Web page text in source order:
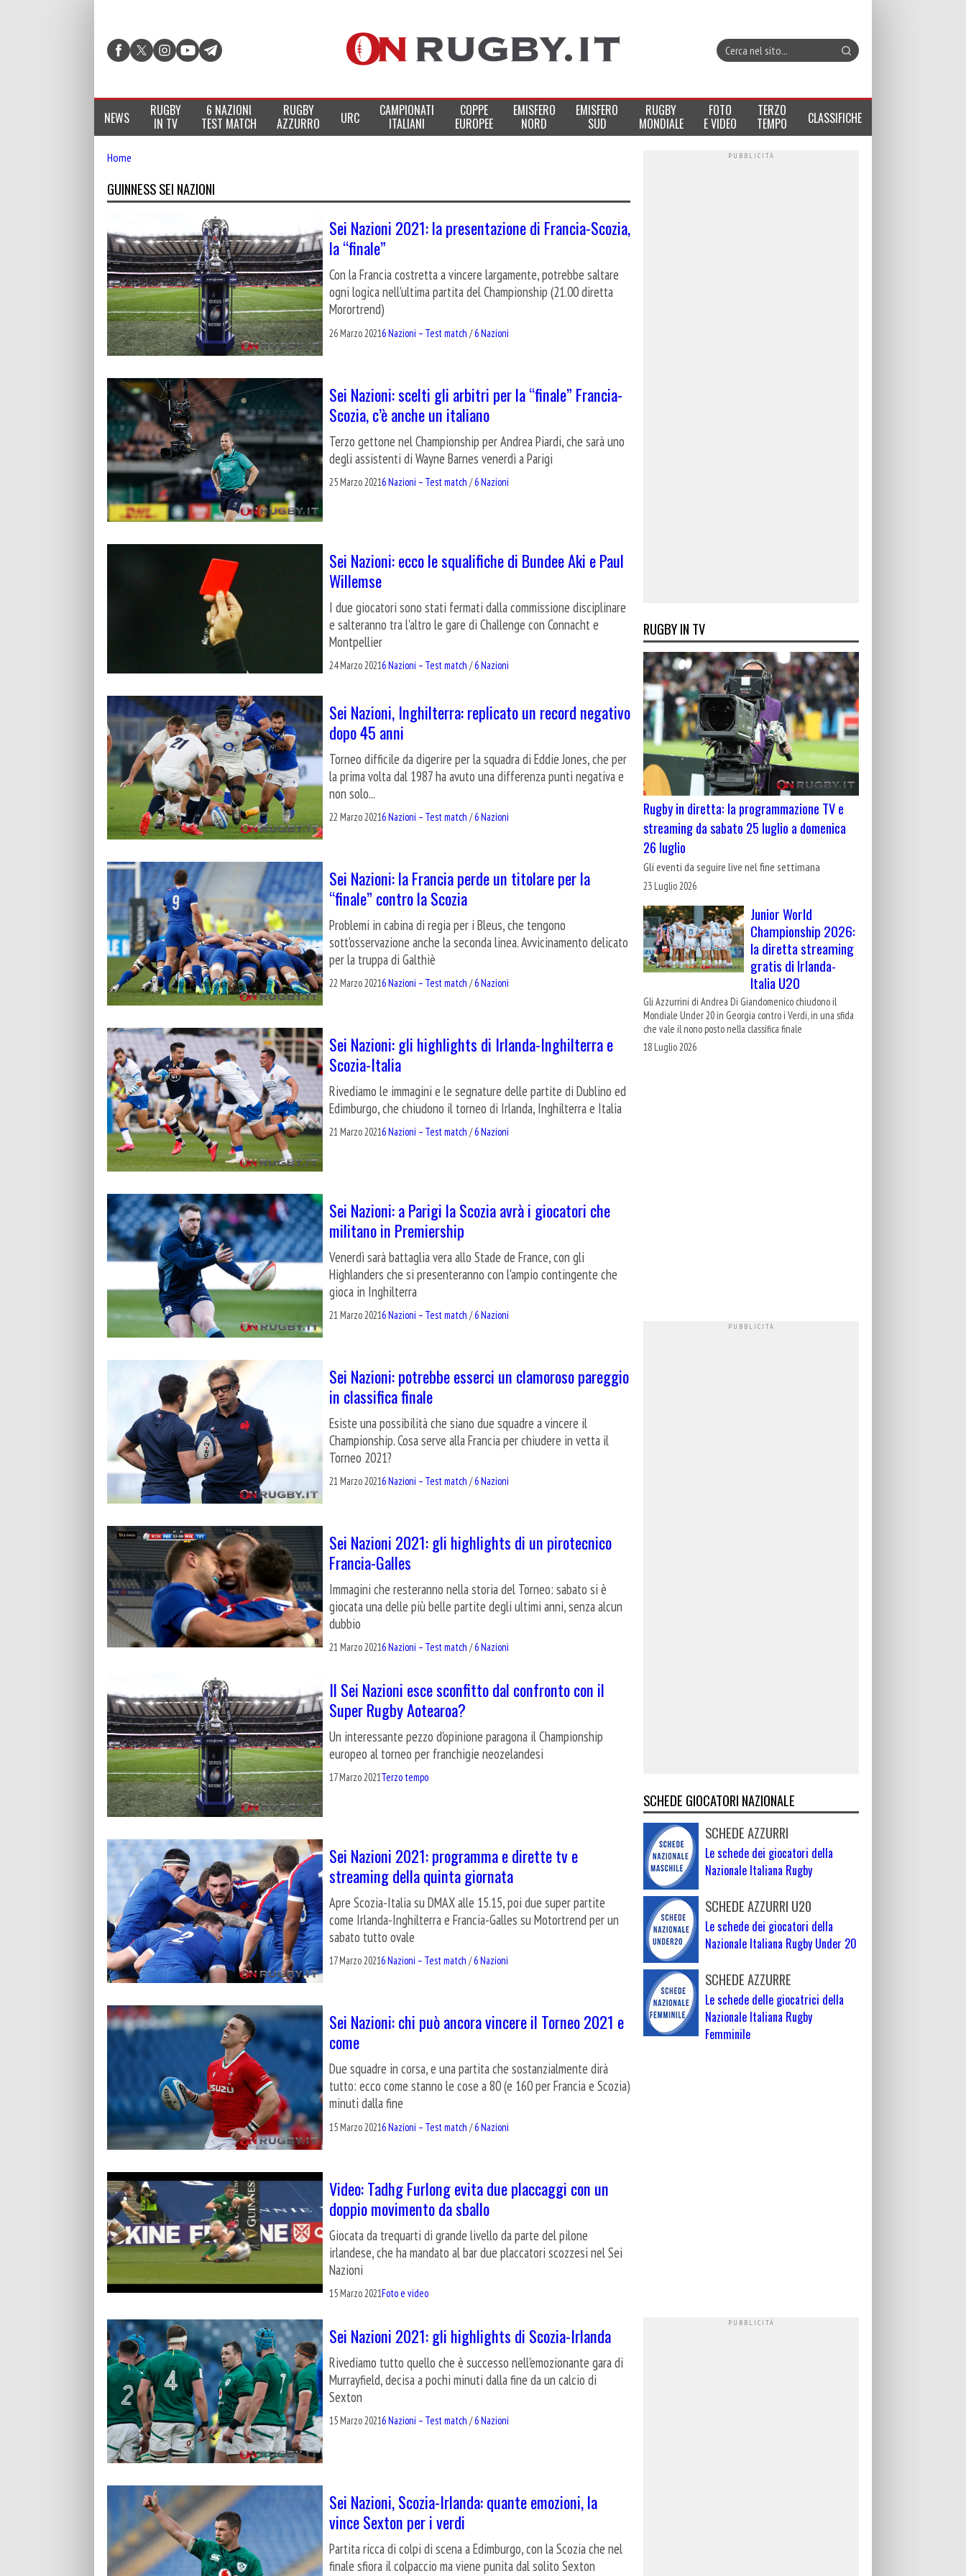
NEWS RUGBY
IN TV
6 NAZIONI
TEST MATCH
RUGBY
AZZURRO URC CAMPIONATI
ITALIANI
COPPE
EUROPEE
EMISFERO
NORD
EMISFERO
SUD
RUGBY
MONDIALE
FOTO
E VIDEO
TERZO
TEMPO CLASSIFICHE
Home
GUINNESS SEI NAZIONI
Sei Nazioni 2021: la presentazione di Francia-Scozia,
la “finale”
Con la Francia costretta a vincere largamente, potrebbe saltare
ogni logica nell'ultima partita del Championship (21.00 diretta
Morortrend)
26 Marzo 20216 Nazioni – Test match /6 Nazioni
Sei Nazioni: scelti gli arbitri per la “finale” Francia-
Scozia, c’è anche un italiano
Terzo gettone nel Championship per Andrea Piardi, che sarà uno
degli assistenti di Wayne Barnes venerdì a Parigi
25 Marzo 20216 Nazioni – Test match /6 Nazioni
Sei Nazioni: ecco le squalifiche di Bundee Aki e Paul
Willemse
I due giocatori sono stati fermati dalla commissione disciplinare
e salteranno tra l'altro le gare di Challenge con Connacht e
Montpellier
24 Marzo 20216 Nazioni – Test match /6 Nazioni
Sei Nazioni, Inghilterra: replicato un record negativo
dopo 45 anni
Torneo difficile da digerire per la squadra di Eddie Jones, che per
la prima volta dal 1987 ha avuto una differenza punti negativa e
non solo...
22 Marzo 20216 Nazioni – Test match /6 Nazioni
Sei Nazioni: la Francia perde un titolare per la
“finale” contro la Scozia
Problemi in cabina di regia per i Bleus, che tengono
sott'osservazione anche la seconda linea. Avvicinamento delicato
per la truppa di Galthiè
22 Marzo 20216 Nazioni – Test match /6 Nazioni
Sei Nazioni: gli highlights di Irlanda-Inghilterra e
Scozia-Italia
Rivediamo le immagini e le segnature delle partite di Dublino ed
Edimburgo, che chiudono il torneo di Irlanda, Inghilterra e Italia
21 Marzo 20216 Nazioni – Test match /6 Nazioni
Sei Nazioni: a Parigi la Scozia avrà i giocatori che
militano in Premiership
Venerdì sarà battaglia vera allo Stade de France, con gli
Highlanders che si presenteranno con l'ampio contingente che
gioca in Inghilterra
21 Marzo 20216 Nazioni – Test match /6 Nazioni
Sei Nazioni: potrebbe esserci un clamoroso pareggio
in classifica finale
Esiste una possibilità che siano due squadre a vincere il
Championship. Cosa serve alla Francia per chiudere in vetta il
Torneo 2021?
21 Marzo 20216 Nazioni – Test match /6 Nazioni
Sei Nazioni 2021: gli highlights di un pirotecnico
Francia-Galles
Immagini che resteranno nella storia del Torneo: sabato si è
giocata una delle più belle partite degli ultimi anni, senza alcun
dubbio
21 Marzo 20216 Nazioni – Test match /6 Nazioni
Il Sei Nazioni esce sconfitto dal confronto con il
Super Rugby Aotearoa?
Un interessante pezzo d'opinione paragona il Championship
europeo al torneo per franchigie neozelandesi
17 Marzo 2021Terzo tempo
Sei Nazioni 2021: programma e dirette tv e
streaming della quinta giornata
Apre Scozia-Italia su DMAX alle 15.15, poi due super partite
come Irlanda-Inghilterra e Francia-Galles su Motortrend per un
sabato tutto ovale
17 Marzo 20216 Nazioni – Test match /6 Nazioni
Sei Nazioni: chi può ancora vincere il Torneo 2021 e
come
Due squadre in corsa, e una partita che sostanzialmente dirà
tutto: ecco come stanno le cose a 80 (e 160 per Francia e Scozia)
minuti dalla fine
15 Marzo 20216 Nazioni – Test match /6 Nazioni
Video: Tadhg Furlong evita due placcaggi con un
doppio movimento da sballo
Giocata da trequarti di grande livello da parte del pilone
irlandese, che ha mandato al bar due placcatori scozzesi nel Sei
Nazioni
15 Marzo 2021Foto e video
Sei Nazioni 2021: gli highlights di Scozia-Irlanda
Rivediamo tutto quello che è successo nell'emozionante gara di
Murrayfield, decisa a pochi minuti dalla fine da un calcio di
Sexton
15 Marzo 20216 Nazioni – Test match /6 Nazioni
Sei Nazioni, Scozia-Irlanda: quante emozioni, la
vince Sexton per i verdi
Partita ricca di colpi di scena a Edimburgo, con la Scozia che nel
finale sfiora il colpaccio ma viene punita dal solito Sexton
RUGBY IN TV
Rugby in diretta: la programmazione TV e
streaming da sabato 25 luglio a domenica
26 luglio
Gli eventi da seguire live nel fine settimana
23 Luglio 2026
Junior World
Championship 2026:
la diretta streaming
gratis di Irlanda-
Italia U20
Gli Azzurrini di Andrea Di Giandomenico chiudono il
Mondiale Under 20 in Georgia contro i Verdi, in una sfida
che vale il nono posto nella classifica finale
18 Luglio 2026
SCHEDE GIOCATORI NAZIONALE
SCHEDE AZZURRI
Le schede dei giocatori della
Nazionale Italiana Rugby
SCHEDE AZZURRI U20
Le schede dei giocatori della
Nazionale Italiana Rugby Under 20
SCHEDE AZZURRE
Le schede delle giocatrici della
Nazionale Italiana Rugby
Femminile